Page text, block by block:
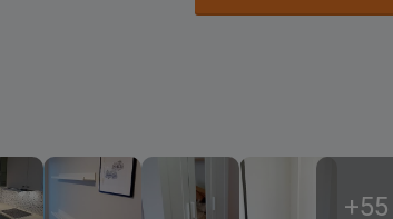
+55